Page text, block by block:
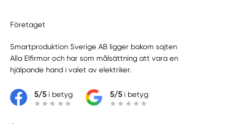
Företaget
Smartproduktion Sverige AB ligger bakom sajten
Alla Elfirmor och har som målsättning att vara en
hjälpande hand i valet av elektriker.
5/5i betyg 5/5i betyg